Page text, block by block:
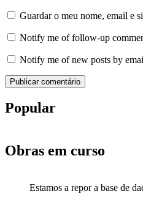
Guardar o meu nome, email e
Notify me of follow-up
Notify me of new posts by
Popular
Obras em curso
Estamos a repor a base de